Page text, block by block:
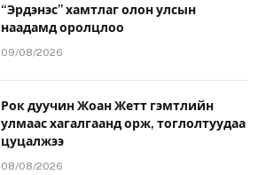
“Эрдэнэс” хамтлаг олон улсын
наадамд оролцлоо
09/08/2026
Рок дуучин Жоан Жетт гэмтлийн
улмаас хагалгаанд орж, тоглолтуудаа
цуцалжээ
08/08/2026